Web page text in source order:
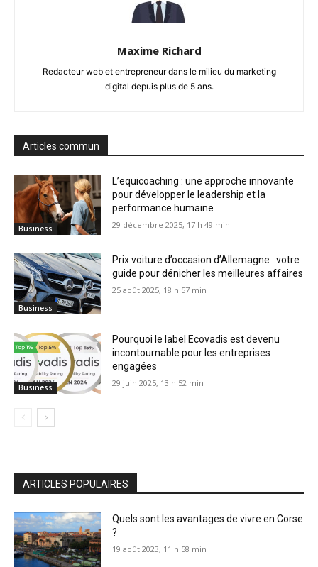
Maxime Richard
Redacteur web et entrepreneur dans le milieu du marketing
digital depuis plus de 5 ans.
Articles commun
Business
L’equicoaching : une approche innovante
pour développer le leadership et la
performance humaine
29 décembre 2025, 17 h 49 min
Business
Prix voiture d’occasion d’Allemagne : votre
guide pour dénicher les meilleures affaires
25 août 2025, 18 h 57 min
Business
Pourquoi le label Ecovadis est devenu
incontournable pour les entreprises
engagées
29 juin 2025, 13 h 52 min
ARTICLES POPULAIRES
Quels sont les avantages de vivre en Corse
?
19 août 2023, 11 h 58 min